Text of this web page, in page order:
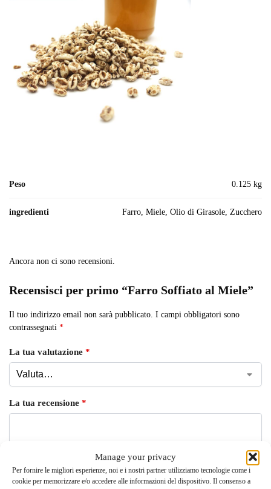
Manage your privacy
Per fornire le migliori esperienze, noi e i nostri partner utilizziamo tecnologie come i
cookie per memorizzare e/o accedere alle informazioni del dispositivo. Il consenso a
Peso 0.125 kg
ingredienti Farro, Miele, Olio di Girasole, Zucchero
Ancora non ci sono recensioni.
Recensisci per primo “Farro Soffiato al Miele”
Il tuo indirizzo email non sarà pubblicato. I campi obbligatori sono
contrassegnati *
La tua valutazione *
La tua recensione *